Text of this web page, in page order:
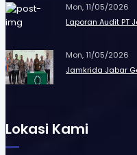
Mon, 11/05/2026
Laporan Audit PT
Mon, 11/05/2026
Jamkrida Jabar
Lokasi Kami